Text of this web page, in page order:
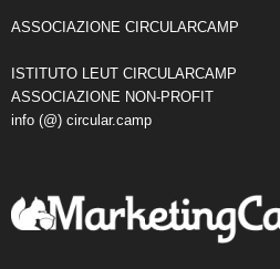
ASSOCIAZIONE CIRCULARCAMP
ISTITUTO LEUT CIRCULARCAMP
ASSOCIAZIONE NON-PROFIT
info (@) circular.camp